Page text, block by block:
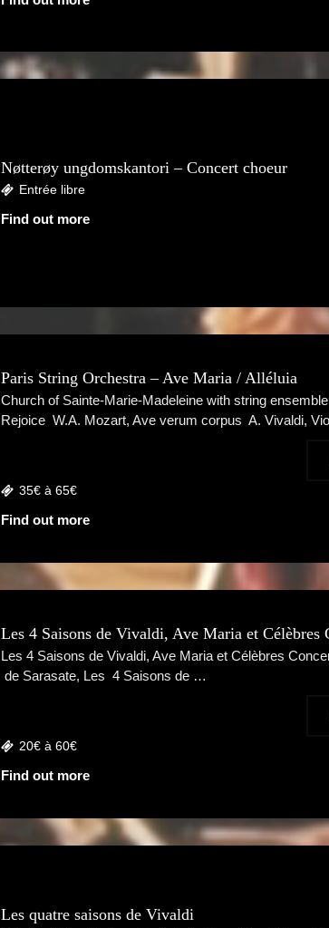
Nøtterøy ungdomskantori – Concert choeur
Entrée libre
Find out more
Paris String Orchestra – Ave Maria / Alléluia
Church of Sainte-Marie-Madeleine with string
Rejoice W.A. Mozart, Ave verum corpus A. Vivaldi,
35€ à 65€
Find out more
Les 4 Saisons de Vivaldi, Ave Maria et Célèbres
Les 4 Saisons de Vivaldi, Ave Maria et Célèbres
de Sarasate, Les 4 Saisons de …
20€ à 60€
Find out more
Les quatre saisons de Vivaldi